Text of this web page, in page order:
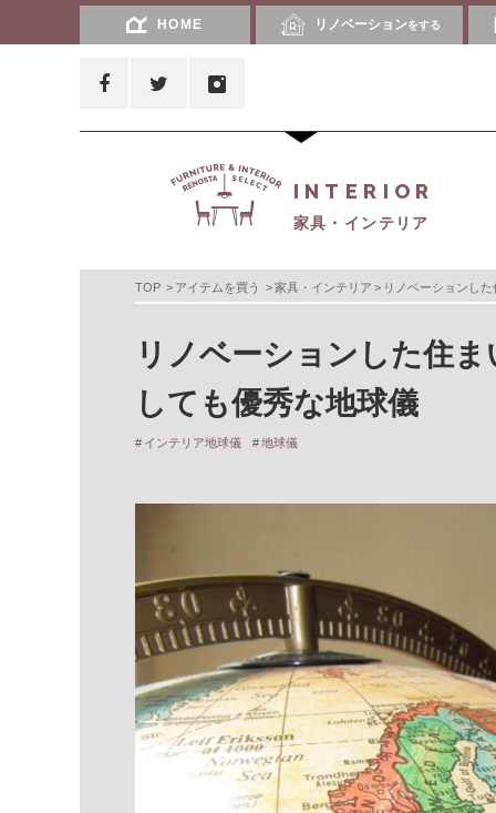
HOME リノベーションをする
INTERIOR
家具・インテリア
TOP アイテムを買う 家具・インテリア リノベーションし
リノベーションした住
しても優秀な地球儀
インテリア地球儀 地球儀